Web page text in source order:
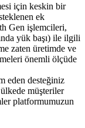
için keskin bir
ek
Gen işlemcileri,
yük başı) ile ilgili
zaten üretimde ve
önemli ölçüde
eden desteğiniz
müşteriler
platformumuzun